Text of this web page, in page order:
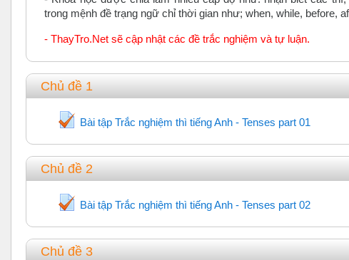
trong mệnh đề trạng ngữ chỉ thời gian như; when, while, before,
- ThayTro.Net sẽ cập nhật các đề trắc nghiệm và tự luận.
Chủ đề 1
Bài tập Trắc nghiệm thì tiếng Anh - Tenses part 01
Chủ đề 2
Bài tập Trắc nghiệm thì tiếng Anh - Tenses part 02
Chủ đề 3